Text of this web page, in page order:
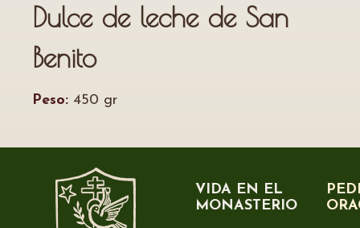
Dulce de leche de San
Benito
Peso: 450 gr
VIDA EN EL
MONASTERIO